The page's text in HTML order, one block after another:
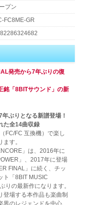
プン
FC8ME-GR
発売から7年ぶりの復
銘「8BITサウンド」の新
ぶりとなる新譜登場！
た全14曲収録
FC/FC 互換機）で楽し
す。
」は、2016年に
」、2017年に登場
FINAL」に続く、チッ
ト「8BIT MUSIC
りの最新作になります。
登場する本作品も楽曲制
界のレジェンドを中心